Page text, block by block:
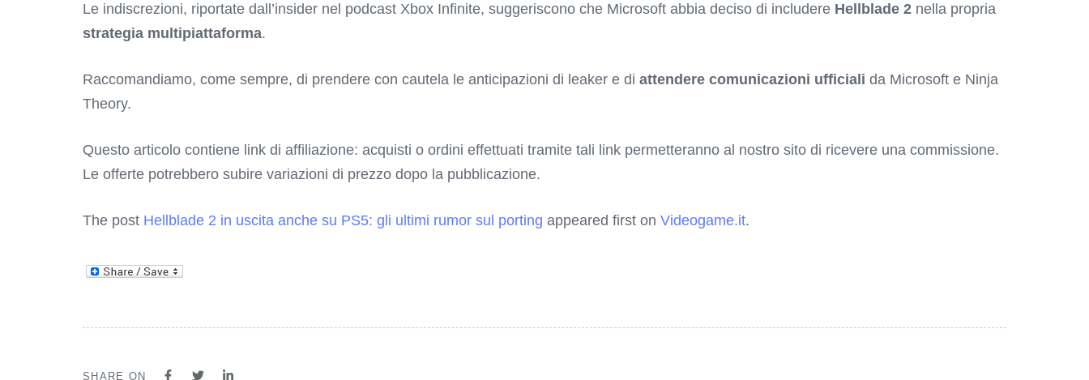
Le indiscrezioni, riportate dall’insider nel podcast Xbox Infinite, suggeriscono che Microsoft abbia deciso di includere Hellblade 2 nella propria
strategia multipiattaforma.
Raccomandiamo, come sempre, di prendere con cautela le anticipazioni di leaker e di attendere comunicazioni ufficiali da Microsoft e Ninja
Theory.
Questo articolo contiene link di affiliazione: acquisti o ordini effettuati tramite tali link permetteranno al nostro sito di ricevere una commissione.
Le offerte potrebbero subire variazioni di prezzo dopo la pubblicazione.
The post Hellblade 2 in uscita anche su PS5: gli ultimi rumor sul porting appeared first on Videogame.it.
SHARE ON